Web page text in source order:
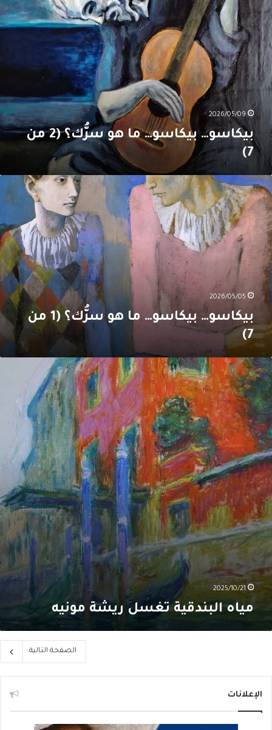
بيكاسو…
ما
هو
سرُّك؟
من
7)
2026/05/09
بيكاسو… بيكاسو… ما هو سرُّك؟ (2 من
7)
بيكاسو…
بيكاسو…
ما
هو
سرُّك؟
(1
من
7)
2026/05/05
بيكاسو… بيكاسو… ما هو سرُّك؟ (1 من
7)
مياه
البندقية
تغسل
ريشة
مونيه
2025/10/21
مياه البندقية تغسل ريشة مونيه
الصفحة التالية
الإعلانات